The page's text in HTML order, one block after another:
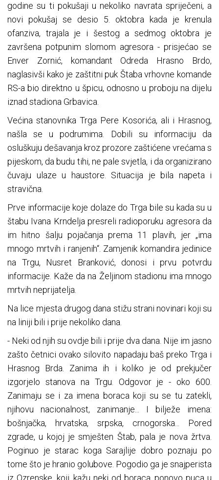
godine su ti pokušaji u nekoliko navrata spriječeni, a
novi pokušaj se desio 5. oktobra kada je krenula
ofanziva, trajala je i šestog a sedmog oktobra je
završena potpunim slomom agresora - prisjećao se
Enver Zornić, komandant Odreda Hrasno Brdo,
naglasivši kako je zaštitni puk Štaba vrhovne komande
RS-a bio direktno u špicu, odnosno u proboju na dijelu
iznad stadiona Grbavica.
Većina stanovnika Trga Pere Kosorića, ali i Hrasnog,
našla se u podrumima. Dobili su informaciju da
osluškuju dešavanja kroz prozore zaštićene vrećama s
pijeskom, da budu tihi, ne pale svjetla, i da organizirano
čuvaju ulaze u haustore. Situacija je bila napeta i
stravična.
Prve informacije koje dolaze do Trga bile su kada su u
štabu Ivana Krndelja presreli radioporuku agresora da
im hitno šalju pojačanja prema 11 plavih, jer „ima
mnogo mrtvih i ranjenih“. Zamjenik komandira jedinice
na Trgu, Nusret Branković, donosi i prvu potvrdu
informacije. Kaže da na Željinom stadionu ima mnogo
mrtvih neprijatelja.
Na lice mjesta drugog dana stižu strani novinari koji su
na liniji bili i prije nekoliko dana.
- Neki od njih su ovdje bili i prije dva dana. Nije im jasno
zašto četnici ovako silovito napadaju baš preko Trga i
Hrasnog Brda. Zanima ih i koliko je od prekjučer
izgorjelo stanova na Trgu. Odgovor je - oko 600.
Zanimaju se i za imena boraca koji su se tu zatekli,
njihovu nacionalnost, zanimanje... I bilježe imena:
bošnjačka, hrvatska, srpska, crnogorska... Pored
zgrade, u kojoj je smješten Štab, pala je nova žrtva.
Poginuo je starac koga Sarajlije dobro poznaju po
tome što je hranio golubove. Pogodio ga je snajperista
iz Ozrenske, koji, kažu neki od boraca, ponovo puca u